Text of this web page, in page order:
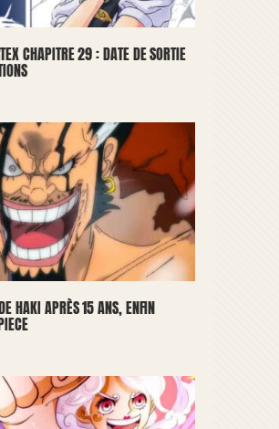
CHAPITRE 29 : DATE DE SORTIE
HAKI APRÈS 15 ANS, ENFIN